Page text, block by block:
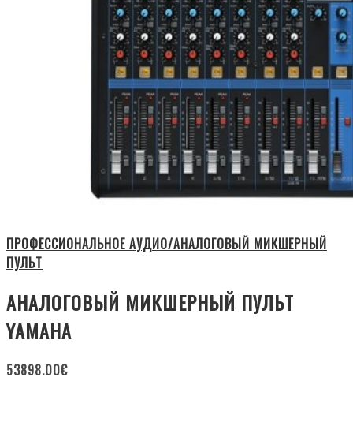
ПРОФЕССИОНАЛЬНОЕ АУДИО/АНАЛОГОВЫЙ МИКШЕРНЫЙ
ПУЛЬТ
АНАЛОГОВЫЙ МИКШЕРНЫЙ ПУЛЬТ
YAMAHA
53898.00€